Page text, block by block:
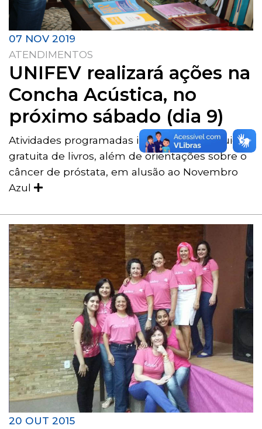
07 NOV 2019
ATENDIMENTOS
UNIFEV realizará ações na
Concha Acústica, no
próximo sábado (dia 9)
Atividades programadas incluem a distribuição
gratuita de livros, além de orientações sobre o
câncer de próstata, em alusão ao Novembro
Azul
20 OUT 2015